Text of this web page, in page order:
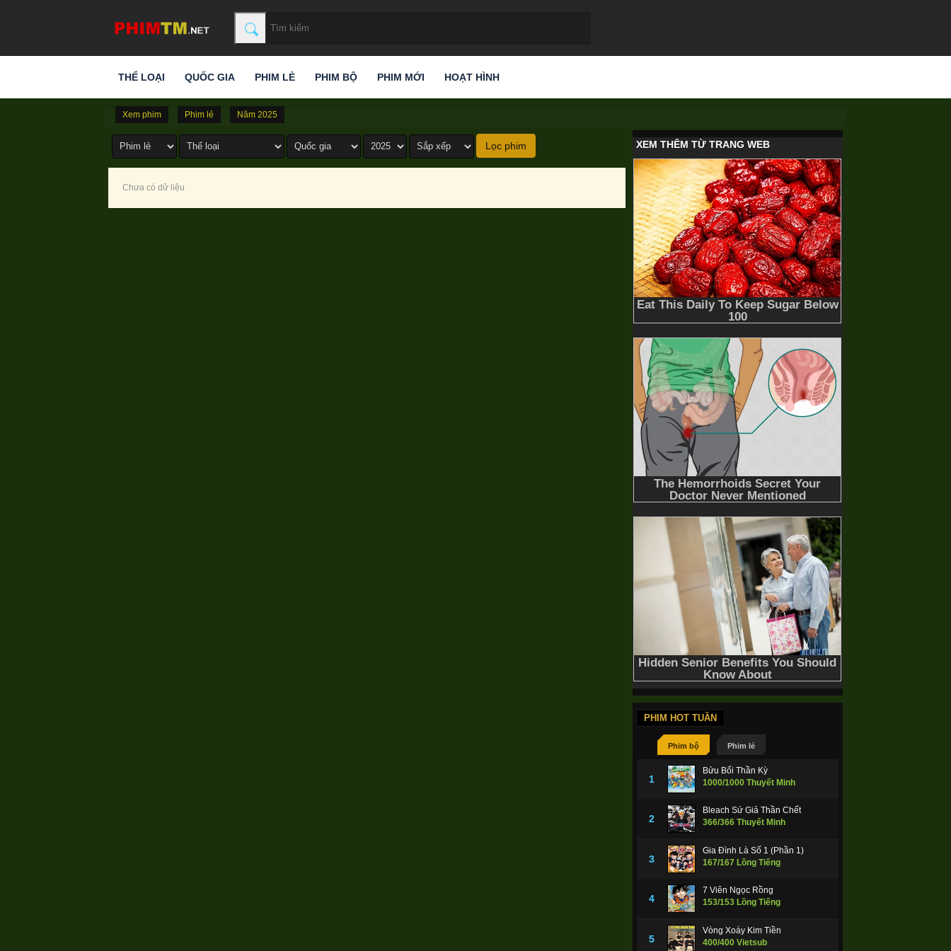
THỂ LOẠI QUỐC GIA PHIM LẺ PHIM BỘ PHIM MỚI HOẠT HÌNH
Xem phim Phim lẻ Năm 2025
Chưa có dữ liệu
PHIM HOT TUẦN
Phim bộ Phim lẻ
1
Bửu Bối Thần Kỳ
1000/1000 Thuyết Minh
2
Bleach Sứ Giả Thần Chết
366/366 Thuyết Minh
3
Gia Đình Là Số 1 (Phần 1)
167/167 Lồng Tiếng
4
7 Viên Ngọc Rồng
153/153 Lồng Tiếng
5
Vòng Xoáy Kim Tiền
400/400 Vietsub